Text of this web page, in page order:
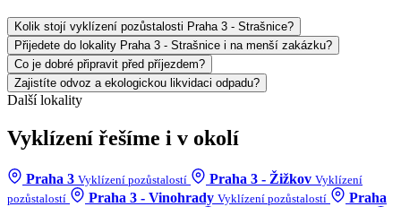
Kolik stojí vyklízení pozůstalosti Praha 3 - Strašnice?
Přijedete do lokality Praha 3 - Strašnice i na menší zakázku?
Co je dobré připravit před příjezdem?
Zajistíte odvoz a ekologickou likvidaci odpadu?
Další lokality
Vyklízení řešíme i v okolí
Praha 3 Vyklízení pozůstalostí Praha 3 - Žižkov Vyklízení
pozůstalostí
Praha 3 - Vinohrady Vyklízení pozůstalostí
Praha